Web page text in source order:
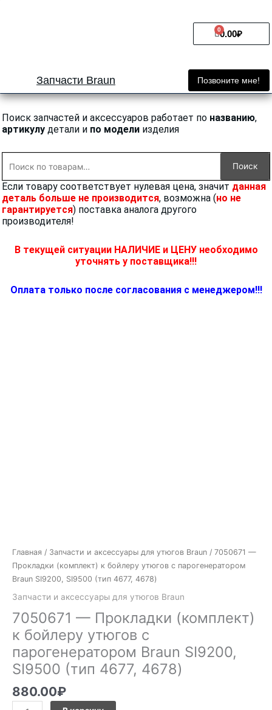
0.00₽
0
Cart
Запчасти Braun Позвоните мне!
Поиск запчастей и аксессуаров работает по названию,
артикулу детали и по модели изделия
Поиск
Если товару соответствует нулевая цена, значит данная
деталь больше не производится, возможна (но не
гарантируется) поставка аналога другого
производителя!
В текущей ситуации НАЛИЧИЕ и ЦЕНУ необходимо
уточнять у поставщика!!!
Оплата только после согласования с менеджером!!!
Главная / Запчасти и аксессуары для утюгов Braun / 7050671 —
Прокладки (комплект) к бойлеру утюгов с парогенератором
Braun SI9200, SI9500 (тип 4677, 4678)
Запчасти и аксессуары для утюгов Braun
7050671 — Прокладки (комплект)
к бойлеру утюгов с
парогенератором Braun SI9200,
SI9500 (тип 4677, 4678)
880.00₽
(тип
4677,
4678)